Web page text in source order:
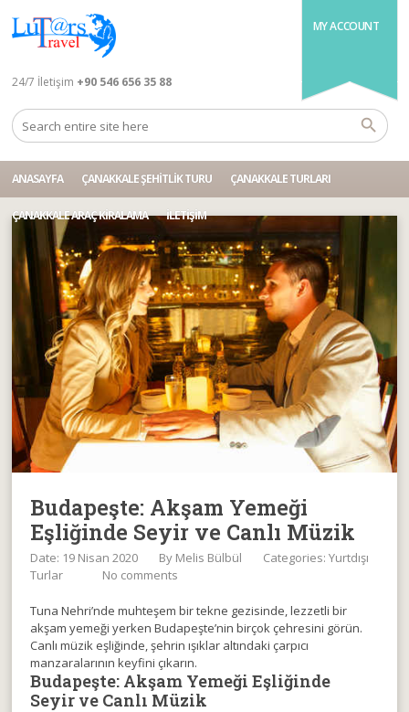
MY ACCOUNT
24/7 İletişim +90 546 656 35 88
ANASAYFA ÇANAKKALE ŞEHITLIK TURU ÇANAKKALE TURLARI
ÇANAKKALE ARAÇ KIRALAMA İLETIŞIM
Budapeşte: Akşam Yemeği
Eşliğinde Seyir ve Canlı Müzik
Date: 19 Nisan 2020 By Melis Bülbül Categories:Yurtdışı
Turlar
No comments
Tuna Nehri’nde muhteşem bir tekne gezisinde, lezzetli bir
akşam yemeği yerken Budapeşte’nin birçok çehresini görün.
Canlı müzik eşliğinde, şehrin ışıklar altındaki çarpıcı
manzaralarının keyfini çıkarın.
Budapeşte: Akşam Yemeği Eşliğinde
Seyir ve Canlı Müzik